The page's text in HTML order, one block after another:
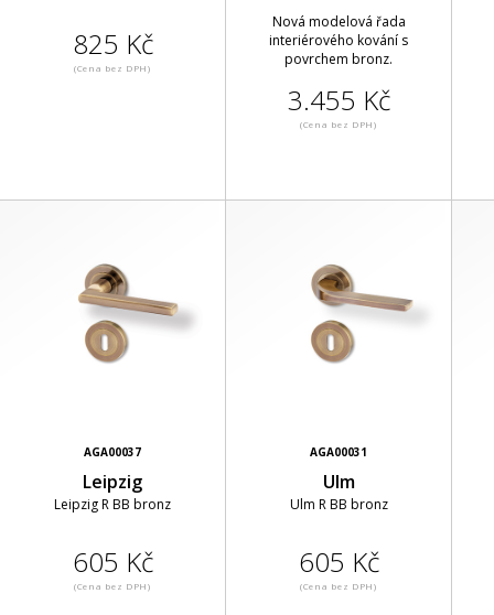
825 Kč
(Cena bez DPH)
Nová modelová řada
interiérového kování s
povrchem bronz.
3.455 Kč
(Cena bez DPH)
AGA00037
Leipzig
Leipzig R BB bronz
605 Kč
(Cena bez DPH)
AGA00031
Ulm
Ulm R BB bronz
605 Kč
(Cena bez DPH)